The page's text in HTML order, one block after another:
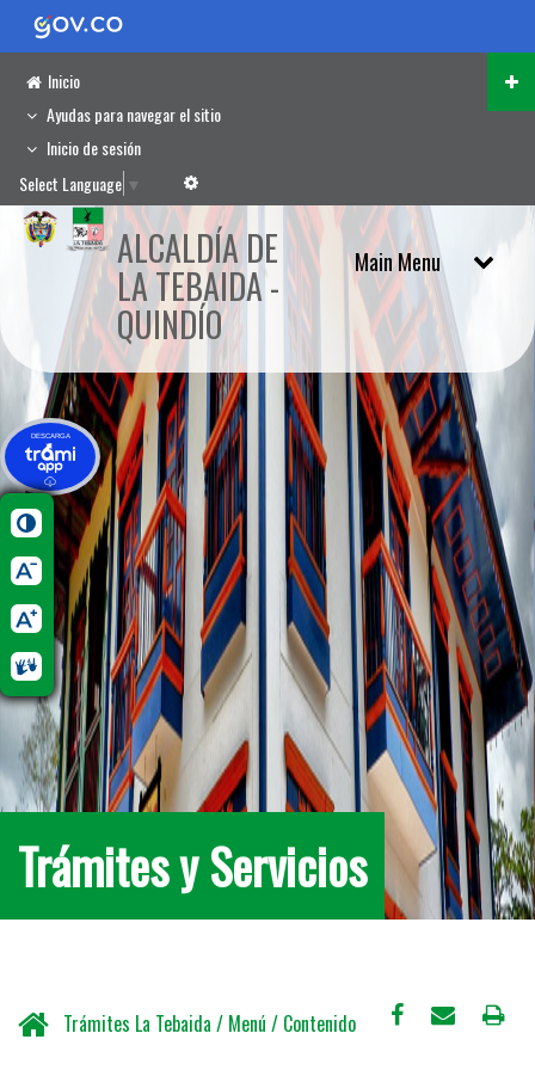
Inicio
Ayudas para navegar el sitio
Inicio de sesión
Select Language ▼
ALCALDÍA DE
LA TEBAIDA -
QUINDÍO
Trámites y Servicios
Trámites La Tebaida / Menú / Contenido
DESCARGA